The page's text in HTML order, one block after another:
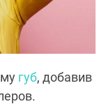
губ, добавив